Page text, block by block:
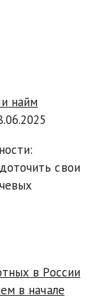
найм
свои
в России
в начале